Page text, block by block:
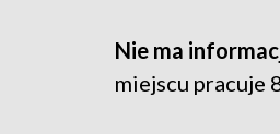
Nie ma
miejscu pracuje